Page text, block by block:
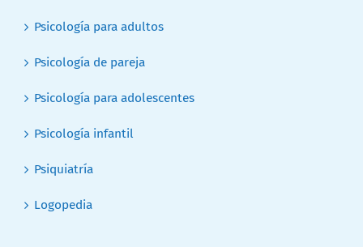
Psicología para adultos
Psicología de pareja
Psicología para adolescentes
Psicología infantil
Psiquiatría
Logopedia